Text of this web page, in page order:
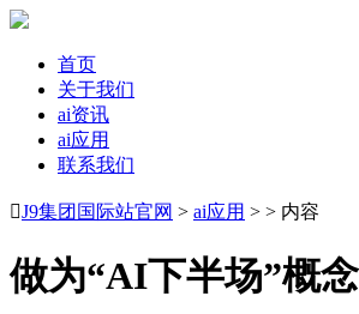
首页
关于我们
ai资讯
ai应用
联系我们
J9集团国际站官网 > ai应用 > > 内容
做为“AI下半场”概念